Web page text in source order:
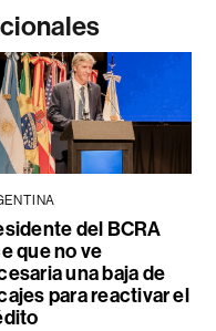
del BCRA
que no ve
una baja de
para reactivar el